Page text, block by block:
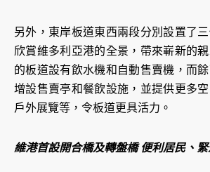
另外，東岸板道東西兩段分別設置了
欣賞維多利亞港的全景，帶來嶄新的
的板道設有飲水機和自動售賣機，而
增設售賣亭和餐飲設施，並提供更多
戶外展覽等，令板道更具活力。
維港首設開合橋及轉盤橋 便利居民、